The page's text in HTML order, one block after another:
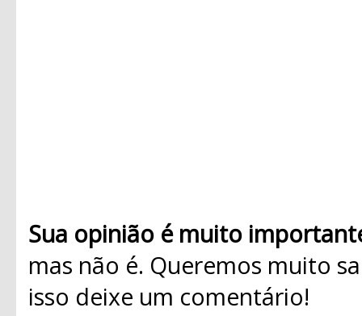
Sua opinião é muito
mas não é. Queremos muito
isso deixe um comentário!